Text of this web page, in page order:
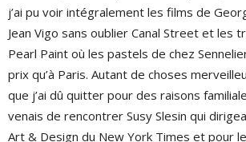
j’ai pu voir intégralement les films de
Jean Vigo sans oublier Canal Street et les
Pearl Paint où les pastels de chez
prix qu’à Paris. Autant de choses
que j’ai dû quitter pour des raisons
venais de rencontrer Susy Slesin qui
Art & Design du New York Times et pour